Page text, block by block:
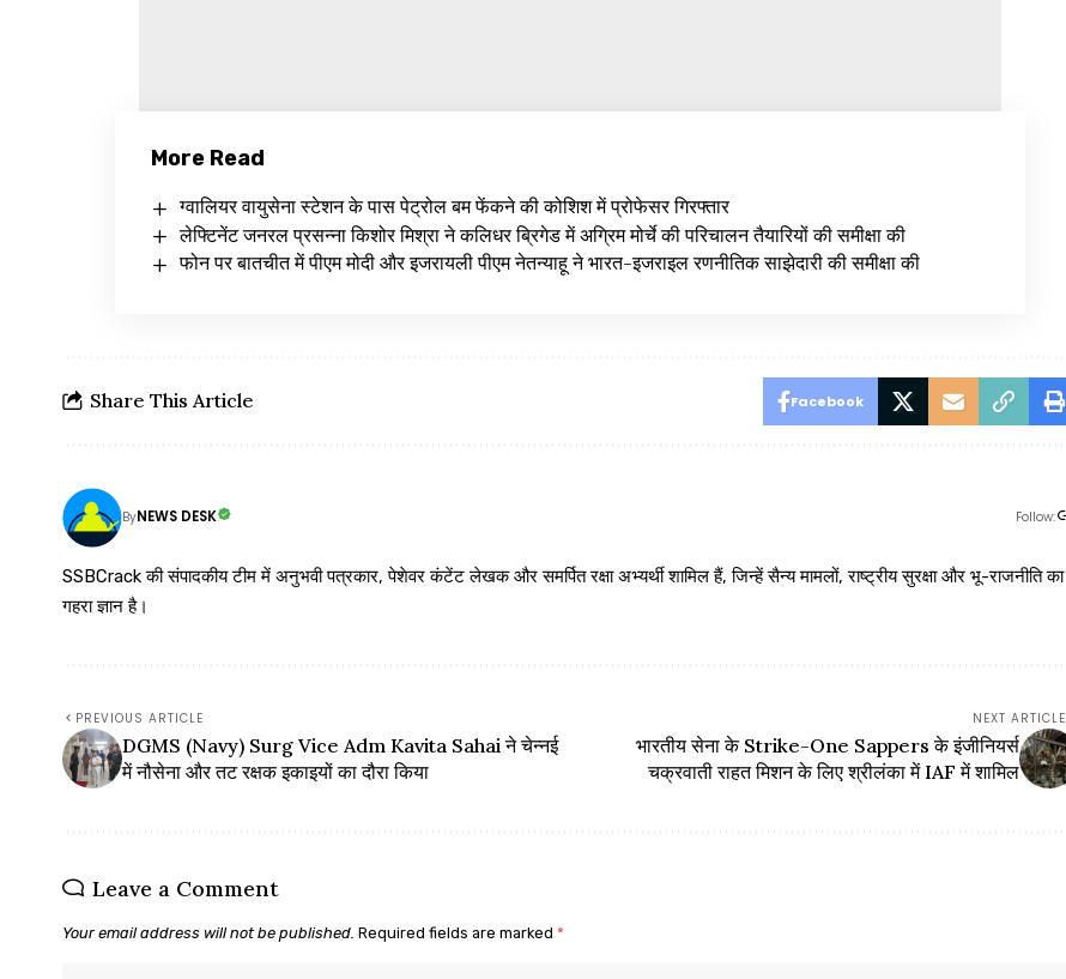
More Read
ग्वालियर वायुसेना स्टेशन के पास पेट्रोल बम फेंकने की कोशिश में प्रोफेसर गिरफ्तार
लेफ्टिनेंट जनरल प्रसन्ना किशोर मिश्रा ने कलिधर ब्रिगेड में अग्रिम मोर्चे की परिचालन तैयारियों की समीक्षा की
फोन पर बातचीत में पीएम मोदी और इजरायली पीएम नेतन्याहू ने भारत-इजराइल रणनीतिक साझेदारी की समीक्षा की
Share This Article Facebook
ByNEWS DESK Follow:
SSBCrack की संपादकीय टीम में अनुभवी पत्रकार, पेशेवर कंटेंट लेखक और समर्पित रक्षा अभ्यर्थी शामिल हैं, जिन्हें सैन्य मामलों, राष्ट्रीय सुरक्षा और भू-राजनीति का
गहरा ज्ञान है।
PREVIOUS ARTICLE
DGMS (Navy) Surg Vice Adm Kavita Sahai ने चेन्नई
में नौसेना और तट रक्षक इकाइयों का दौरा किया
NEXT ARTICLE
भारतीय सेना के Strike-One Sappers के इंजीनियर्स
चक्रवाती राहत मिशन के लिए श्रीलंका में IAF में शामिल
Leave a Comment
Your email address will not be published. Required fields are marked *